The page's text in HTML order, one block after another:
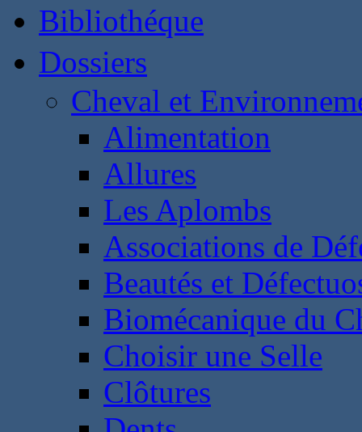
Bibliothéque
Dossiers
Cheval et
Alimentation
Allures
Les Aplombs
Associations de
Beautés et
Biomécanique du
Choisir une Selle
Clôtures